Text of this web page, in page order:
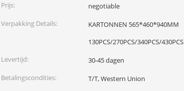
Prijs:
negotiable
Verpakking Details:
KARTONNEN 565*460*940MM
130PCS/270PCS/340PCS/430PCS
Levertijd:
30-45 dagen
Betalingscondities:
T/T, Western Union